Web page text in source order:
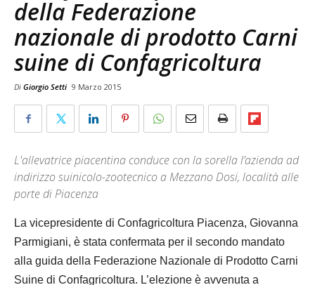
della Federazione
nazionale di prodotto Carni
suine di Confagricoltura
Di Giorgio Setti 9 Marzo 2015
L'allevatrice piacentina conduce con la sorella l’azienda ad
indirizzo suinicolo-zootecnico a Mezzano Dosi, località alle
porte di Piacenza
La vicepresidente di Confagricoltura Piacenza, Giovanna
Parmigiani, è stata confermata per il secondo mandato
alla guida della Federazione Nazionale di Prodotto Carni
Suine di Confagricoltura. L’elezione è avvenuta a